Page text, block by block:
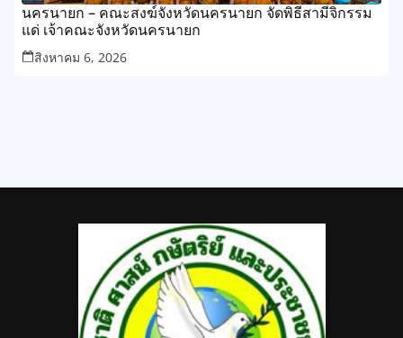
นครนายก – คณะสงฆ์จังหวัดนครนายก จัดพิธีสามีจิกรรม
แด่ เจ้าคณะจังหวัดนครนายก
สิงหาคม 6, 2026